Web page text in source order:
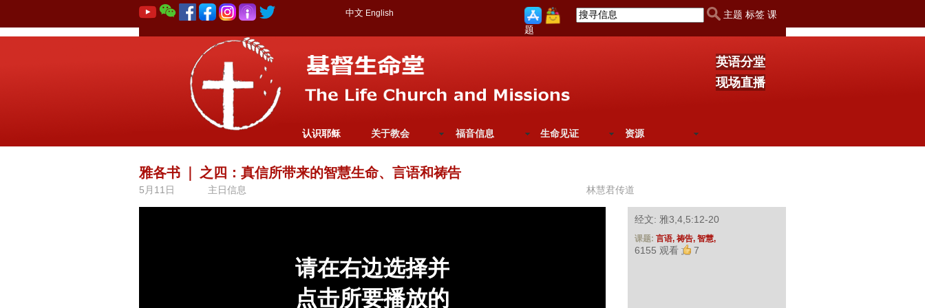
中文 English
主题 标签 课
题
英语分堂
现场直播
认识耶稣 关于教会 福音信息 生命见证 资源
雅各书 之四：真信所带来的智慧生命、言语和祷告
5月11日 主日信息 林慧君传道
经文: 雅3,4,5:12-20
课题: 言语, 祷告, 智慧,
6155 观看 7